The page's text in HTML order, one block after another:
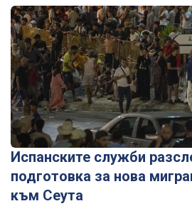
Испанските служби
подготовка за нова
към Сеута